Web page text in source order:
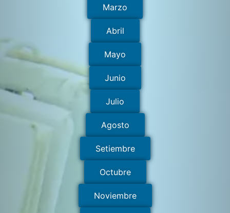
Marzo
Abril
Mayo
Junio
Julio
Agosto
Setiembre
Octubre
Noviembre